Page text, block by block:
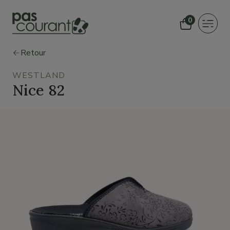
0
Toggle
Retour
WESTLAND
Nice 82